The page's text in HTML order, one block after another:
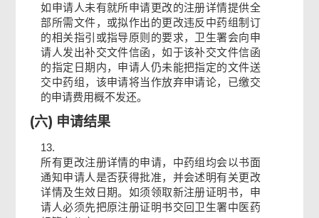
如申请人未有就所申请更改的注册详情提供全
部所需文件，或拟作出的更改违反中药组制订
的相关指引或指导原则的要求，卫生署会向申
请人发出补交文件信函，如于该补交文件信函
的指定日期内，申请人仍未能把指定的文件送
交中药组，该申请将当作放弃申请论，已缴交
的申请费用概不发还。
(六) 申请结果
13.
所有更改注册详情的申请，中药组均会以书面
通知申请人是否获得批准，并会述明有关更改
详情及生效日期。如须领取新注册证明书，申
请人必须先把原注册证明书交回卫生署中医药